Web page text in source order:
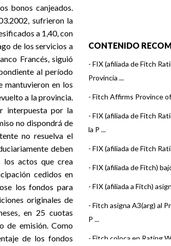
bonos canjeados.
sufrieron la
a 1,40, con
de los servicios a
Francés, siguió
al período
mantuvieron en los
a la provincia.
interpuesta por la
no dispondrá de
no resuelva el
deben
los actos que crea
cedidos en
los fondos para
originales de
en 25 cuotas
de emisión. Como
de los fondos
CONTENIDO
- FIX (afiliada de Fitch
Provincia ...
- Fitch Affirms Province
- FIX (afiliada de Fitch
la P ...
- FIX (afiliada de Fitch
- FIX (afiliada de Fitch)
- FIX (afiliada a Fitch)
- Fitch asigna A3(arg) al
P ...
- Fitch coloca en Rating